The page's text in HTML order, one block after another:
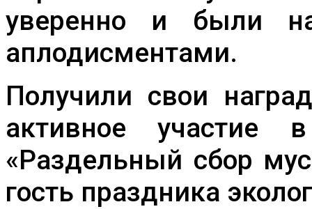
уверенно и были
аплодисментами.
Получили свои
активное участие
«Раздельный сбор
гость праздника